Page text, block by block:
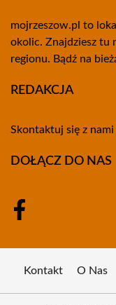
mojrzeszow.pl to
okolic. Znajdziesz tu
regionu. Bądź na
REDAKCJA
Skontaktuj się z
DOŁĄCZ DO NAS
Kontakt O Nas